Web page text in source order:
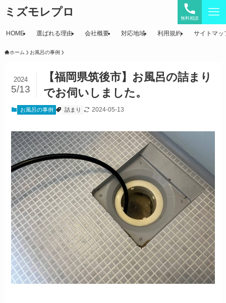
ミズモレプロ 無料相談
HOME 選ばれる理由 会社概要 対応地域 利用規約 サイトマッ
ホーム お風呂の事例
【福岡県筑後市】お風呂の詰まり
でお伺いしました。
2024
5/13
お風呂の事例 詰まり 2024-05-13